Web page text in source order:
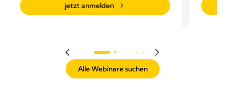
jetzt anmelden
Alle Webinare suchen